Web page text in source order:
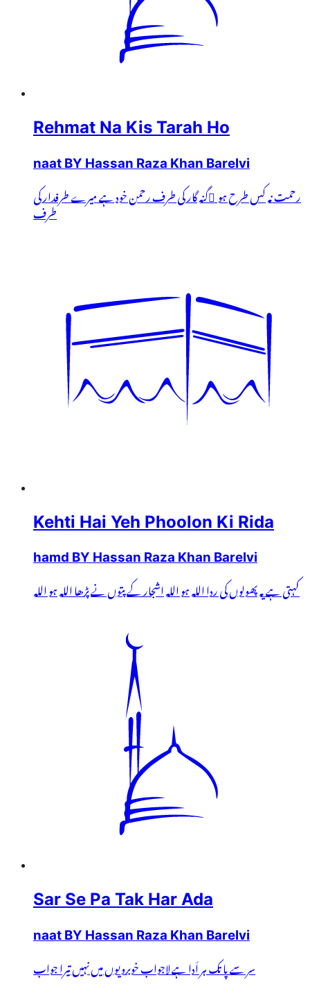
Rehmat Na Kis Tarah Ho
naat BY Hassan Raza Khan Barelvi
رحمت نہ کس طرح ہو ُگنہ گار کی طرف رحمن خود ہے میرے طرفدار کی
طرف
Kehti Hai Yeh Phoolon Ki Rida
hamd BY Hassan Raza Khan Barelvi
کہتی ہے یہ پھولوں کی ردا اللہ ہو اللہ اشجار کے پتوں نے پڑھا اللہ ہو اللہ
Sar Se Pa Tak Har Ada
naat BY Hassan Raza Khan Barelvi
سر سے پا تک ہر اَدا ہے لاجواب خوبرویوں میں نہیں تیرا جواب